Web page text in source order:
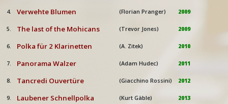
4. Verwehte Blumen (Florian Pranger) 2009
5. The last of the Mohicans (Trevor Jones) 2009
6. Polka für 2 Klarinetten (A. Zitek) 2010
7. Panorama Walzer (Adam Hudec) 2011
8. Tancredi Ouvertüre (Giacchino Rossini) 2012
9. Laubener Schnellpolka (Kurt Gäble) 2013